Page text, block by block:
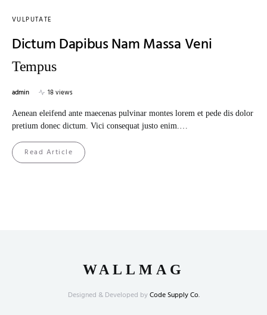
VULPUTATE
Dictum Dapibus Nam Massa Veni
Tempus
admin 18 views
Aenean eleifend ante maecenas pulvinar montes lorem et pede dis dolor
pretium donec dictum. Vici consequat justo enim.…
Read Article
WALLMAG
Designed & Developed byCode Supply Co.